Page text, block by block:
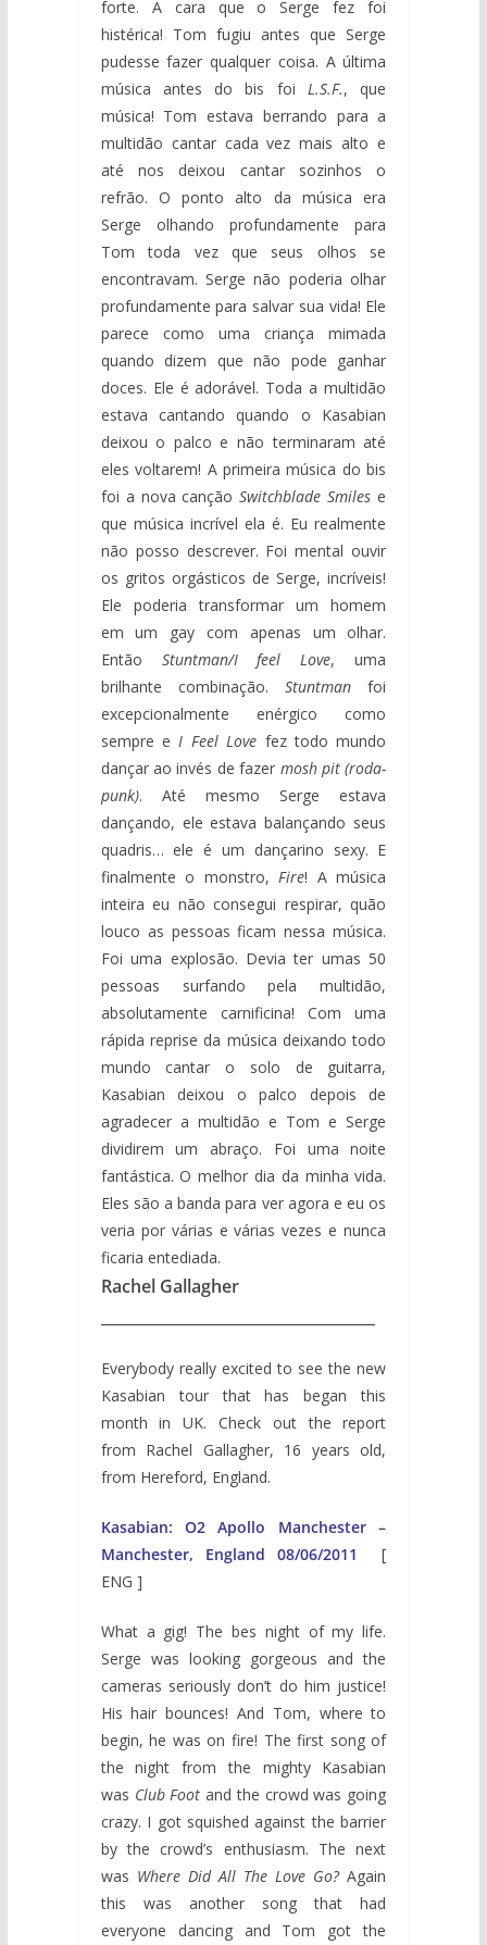
forte. A cara que o Serge fez foi
histérica! Tom fugiu antes que Serge
pudesse fazer qualquer coisa. A última
música antes do bis foi L.S.F., que
música! Tom estava berrando para a
multidão cantar cada vez mais alto e
até nos deixou cantar sozinhos o
refrão. O ponto alto da música era
Serge olhando profundamente para
Tom toda vez que seus olhos se
encontravam. Serge não poderia olhar
profundamente para salvar sua vida! Ele
parece como uma criança mimada
quando dizem que não pode ganhar
doces. Ele é adorável. Toda a multidão
estava cantando quando o Kasabian
deixou o palco e não terminaram até
eles voltarem! A primeira música do bis
foi a nova cançãoSwitchblade Smiles e
que música incrível ela é. Eu realmente
não posso descrever. Foi mental ouvir
os gritos orgásticos de Serge, incríveis!
Ele poderia transformar um homem
em um gay com apenas um olhar.
Então Stuntman/I feel Love, uma
brilhante combinação.Stuntmanfoi
excepcionalmente enérgico como
sempre e I Feel Love fez todo mundo
dançar ao invés de fazer mosh pit (roda-
punk). Até mesmo Serge estava
dançando, ele estava balançando seus
quadris… ele é um dançarino sexy. E
finalmente o monstro, Fire! A música
inteira eu não consegui respirar, quão
louco as pessoas ficam nessa música.
Foi uma explosão. Devia ter umas 50
pessoas surfando pela multidão,
absolutamente carnificina! Com uma
rápida reprise da música deixando todo
mundo cantar o solo de guitarra,
Kasabian deixou o palco depois de
agradecer a multidão e Tom e Serge
dividirem um abraço. Foi uma noite
fantástica. O melhor dia da minha vida.
Eles são a banda para ver agora e eu os
veria por várias e várias vezes e nunca
ficaria entediada.
Rachel Gallagher
Everybody really excited to see the new
Kasabian tour that has began this
month in UK. Check out the report
from Rachel Gallagher, 16 years old,
from Hereford, England.
Kasabian: O2 Apollo Manchester –
Manchester, England 08/06/2011
[
ENG ]
What a gig! The bes night of my life.
Serge was looking gorgeous and the
cameras seriously don’t do him justice!
His hair bounces! And Tom, where to
begin, he was on fire! The first song of
the night from the mighty Kasabian
was Club Footand the crowd was going
crazy. I got squished against the barrier
by the crowd’s enthusiasm. The next
was Where Did All The Love Go?Again
this was another song that had
everyone dancing and Tom got the